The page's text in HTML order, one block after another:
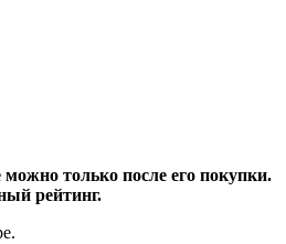
только после его покупки.
рейтинг.